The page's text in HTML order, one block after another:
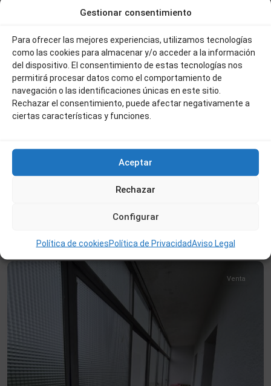
Gestionar consentimiento
Para ofrecer las mejores experiencias, utilizamos tecnologías
como las cookies para almacenar y/o acceder a la información
del dispositivo. El consentimiento de estas tecnologías nos
permitirá procesar datos como el comportamiento de
navegación o las identificaciones únicas en este sitio.
Rechazar el consentimiento, puede afectar negativamente a
ciertas características y funciones.
Aceptar
Rechazar
Configurar
Política de cookiesPolítica de PrivacidadAviso Legal
Béjar
Venta